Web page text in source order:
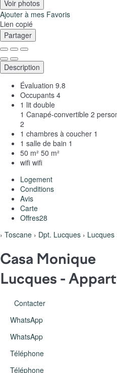
Voir photos
Ajouter à mes Favoris
Lien copié
Partager
Description
Évaluation 9.8
Occupants 4
1 lit double
1 Canapé-convertible 2
2
1 chambres à coucher 1
1 salle de bain 1
50 m² 50 m²
wifi wifi
Logement
Conditions
Avis
Carte
Offres28
› Toscane › Dpt. Lucques › Lucques
Casa Monique
Lucques -
Contacter
WhatsApp
WhatsApp
Téléphone
Téléphone